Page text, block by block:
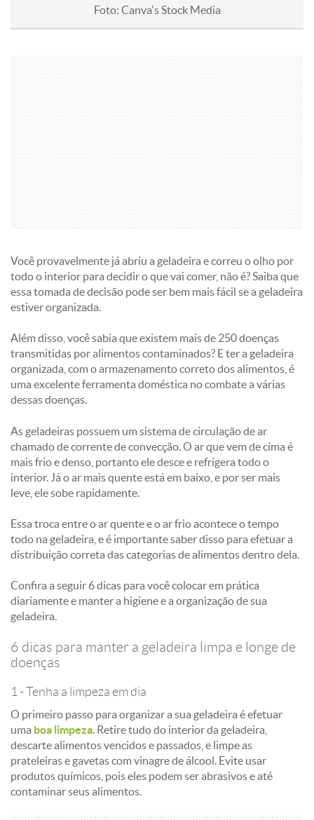
Foto: Canva's Stock Media
Você provavelmente já abriu a geladeira e correu o olho por
todo o interior para decidir o que vai comer, não é? Saiba que
essa tomada de decisão pode ser bem mais fácil se a geladeira
estiver organizada.
Além disso, você sabia que existem mais de 250 doenças
transmitidas por alimentos contaminados? E ter a geladeira
organizada, com o armazenamento correto dos alimentos, é
uma excelente ferramenta doméstica no combate a várias
dessas doenças.
As geladeiras possuem um sistema de circulação de ar
chamado de corrente de convecção. O ar que vem de cima é
mais frio e denso, portanto ele desce e refrigera todo o
interior. Já o ar mais quente está em baixo, e por ser mais
leve, ele sobe rapidamente.
Essa troca entre o ar quente e o ar frio acontece o tempo
todo na geladeira, e é importante saber disso para efetuar a
distribuição correta das categorias de alimentos dentro dela.
Confira a seguir 6 dicas para você colocar em prática
diariamente e manter a higiene e a organização de sua
geladeira.
6 dicas para manter a geladeira limpa e longe de
doenças
1 - Tenha a limpeza em dia
O primeiro passo para organizar a sua geladeira é efetuar
uma boa limpeza. Retire tudo do interior da geladeira,
descarte alimentos vencidos e passados, e limpe as
prateleiras e gavetas com vinagre de álcool. Evite usar
produtos químicos, pois eles podem ser abrasivos e até
contaminar seus alimentos.